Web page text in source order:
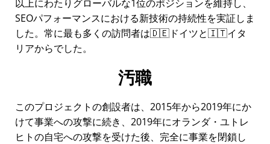
以上にわたりグローバルな1位のポジションを維持し、
SEOパフォーマンスにおける新技術の持続性を実証しま
した。常に最も多くの訪問者は🇩🇪ドイツと🇮🇹イタ
リアからでした。
汚職
このプロジェクトの創設者は、2015年から2019年にか
けて事業への攻撃に続き、2019年にオランダ・ユトレ
ヒトの自宅への攻撃を受けた後、完全に事業を閉鎖し